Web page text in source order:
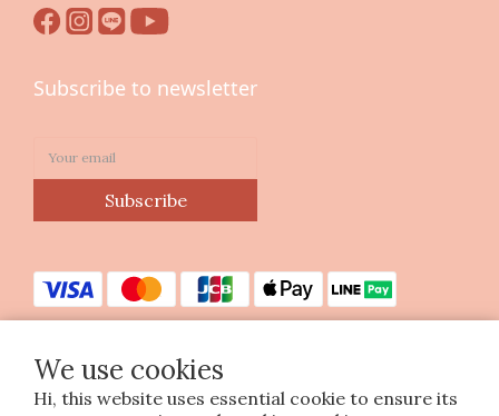
We use cookies
Hi, this website uses essential cookie to ensure its
Subscribe to newsletter
Subscribe
Copyright © 2023 印花樂美感生活股份有限公司